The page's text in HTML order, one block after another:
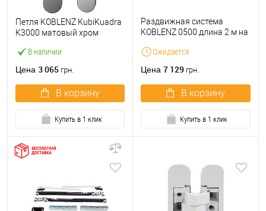
В наличии
Петля KOBLENZ KubiKuadra
K3000 матовый хром
Цена 3 065 грн.
В корзину
Купить в 1 клик
Ожидается
Раздвижная система
KOBLENZ 0500 длина 2 м на
двусторонним доводчиком
Цена 7 129 грн.
В корзину
Купить в 1 клик